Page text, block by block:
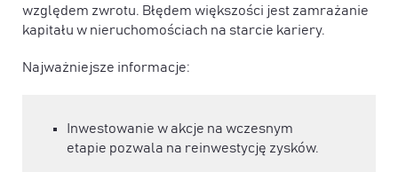
względem zwrotu. Błędem większości jest zamrażanie
kapitału w nieruchomościach na starcie kariery.
Najważniejsze informacje:
Inwestowanie w akcje na wczesnym
etapie pozwala na reinwestycję zysków.